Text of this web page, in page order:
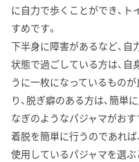
に自力で歩くことができ、
すめです。
下半身に障害があるなど、自
状態で過ごしている方は、自
うに一枚になっているもの
り、脱ぎ癖のある方は、簡単
なぎのようなパジャマがおす
着脱を簡単に行うのであれ
使用しているパジャマを選ぶ